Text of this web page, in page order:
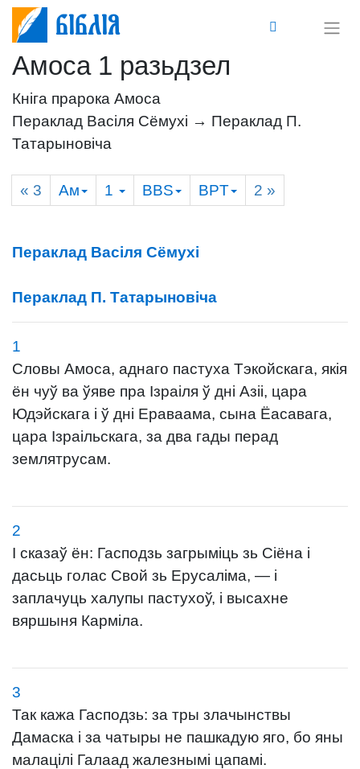
Біблія
Амоса 1 разьдзел
Кніга прарока Амоса
Пераклад Васіля Сёмухі → Пераклад П.
Татарыновіча
« 3 Ам 1 BBS BPT 2 »
Пераклад Васіля Сёмухі
Пераклад П. Татарыновіча
1
Словы Амоса, аднаго пастуха Тэкойскага, якія
ён чуў ва ўяве пра Ізраіля ў дні Азіі, цара
Юдэйскага і ў дні Ераваама, сына Ёасавага,
цара Ізраільскага, за два гады перад
землятрусам.
2
І сказаў ён: Гасподзь загрыміць зь Сіёна і
дасьць голас Свой зь Ерусаліма, — і
заплачуць халупы пастухоў, і высахне
вяршыня Карміла.
3
Так кажа Гасподзь: за тры злачынствы
Дамаска і за чатыры не пашкадую яго, бо яны
малацілі Галаад жалезнымі цапамі.